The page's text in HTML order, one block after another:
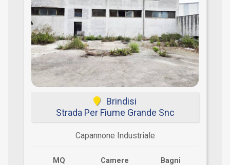
Brindisi
Strada Per Fiume Grande Snc
Capannone Industriale
MQ Camere Bagni